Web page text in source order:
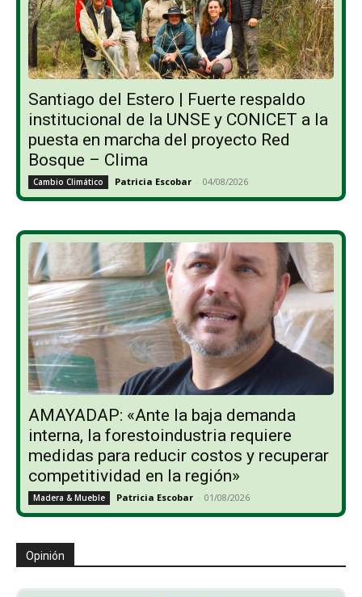
Santiago del Estero | Fuerte respaldo
institucional de la UNSE y CONICET a la
puesta en marcha del proyecto Red
Bosque – Clima
Cambio Climático Patricia Escobar - 04/08/2026
AMAYADAP: «Ante la baja demanda
interna, la forestoindustria requiere
medidas para reducir costos y recuperar
competitividad en la región»
Madera & Mueble Patricia Escobar - 01/08/2026
Opinión